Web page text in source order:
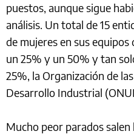
puestos, aunque sigue
análisis. Un total de 15
de mujeres en sus
un 25% y un 50% y tan
25%, la Organización de
Desarrollo Industrial
Mucho peor parados